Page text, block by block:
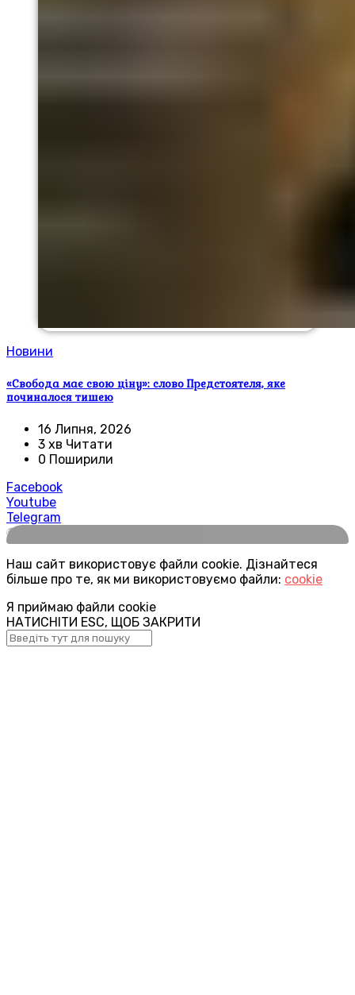
Новини
«Свобода має свою ціну»: слово Предстоятеля, яке
починалося тишею
16 Липня, 2026
3 хв Читати
0 Поширили
Facebook
Youtube
Telegram
🌍
Наш сайт використовує файли cookie. Дізнайтеся
більше про те, як ми використовуємо файли: cookie
Я приймаю файли cookie
НАТИСНІТИ ESC, ЩОБ ЗАКРИТИ